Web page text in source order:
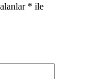
* ile